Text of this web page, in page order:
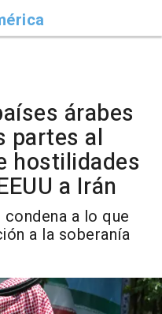
árabes
partes al
hostilidades
a Irán
a lo que
a la soberanía